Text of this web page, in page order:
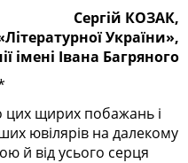
Сергій КОЗАК,
України»,
імені Івана Багряного
цих щирих побажань і
ювілярів на далекому
й від усього серця